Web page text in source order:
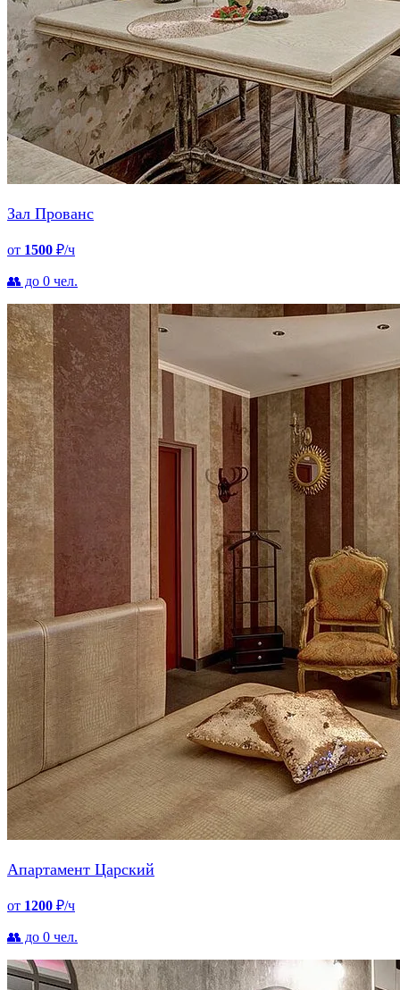
Зал Прованс
от 1500 ₽/ч
👥 до 0 чел.
Апартамент Царский
от 1200 ₽/ч
👥 до 0 чел.